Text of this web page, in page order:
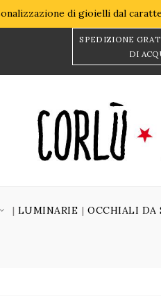
di gioielli dal
SPEDIZIONE
DI
LUMINARIE OCCHIALI DA